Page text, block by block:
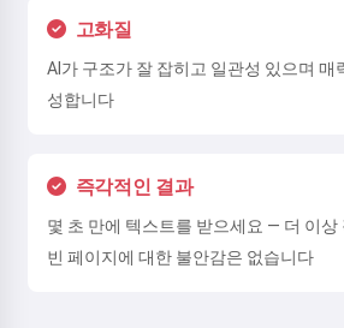
고화질
AI가 구조가 잘 잡히고 일관성 있으며 매
성합니다
즉각적인 결과
몇 초 만에 텍스트를 받으세요 — 더 이
빈 페이지에 대한 불안감은 없습니다